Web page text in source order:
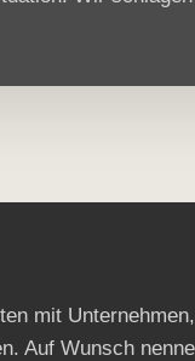
mit
Auf Wunsch